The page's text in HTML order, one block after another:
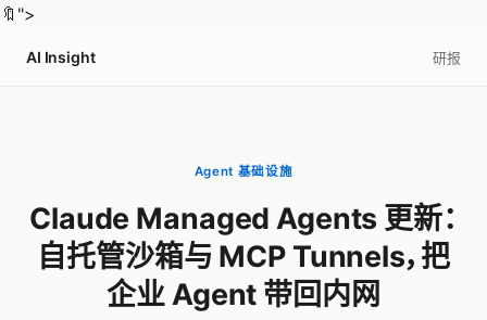
🔖 ">
AI Insight 研报
Agent 基础设施
Claude Managed Agents 更新：
自托管沙箱与 MCP Tunnels，把
企业 Agent 带回内网